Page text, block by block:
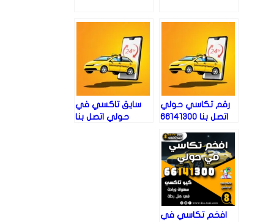
رقم تكاسي حولي
اتصل بنا 66141300
سايق تاكسي في
حولي اتصل بنا
افخم تكاسي في